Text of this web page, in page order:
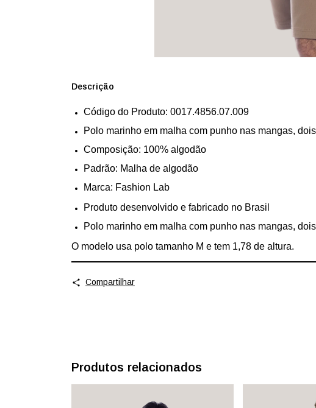
Descrição
Código do Produto: 0017.4856.07.009
Polo marinho em malha com punho nas mangas,
Composição: 100% algodão
Padrão: Malha de algodão
Marca: Fashion Lab
Produto desenvolvido e fabricado no Brasil
Polo marinho em malha com punho nas mangas,
O modelo usa polo tamanho M e tem 1,78 de altura.
Compartilhar
Produtos relacionados